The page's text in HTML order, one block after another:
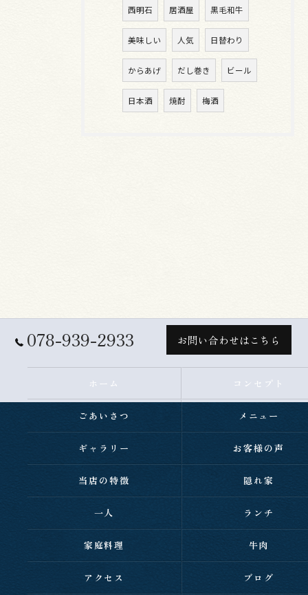
西明石 居酒屋 黒毛和牛
美味しい 人気 日替わり
からあげ だし巻き ビール
日本酒 焼酎 梅酒
078-939-2933 お問い合わせはこちら
ホーム コンセプト
ごあいさつ メニュー
ギャラリー お客様の声
当店の特徴 隠れ家
一人 ランチ
家庭料理 牛肉
アクセス ブログ